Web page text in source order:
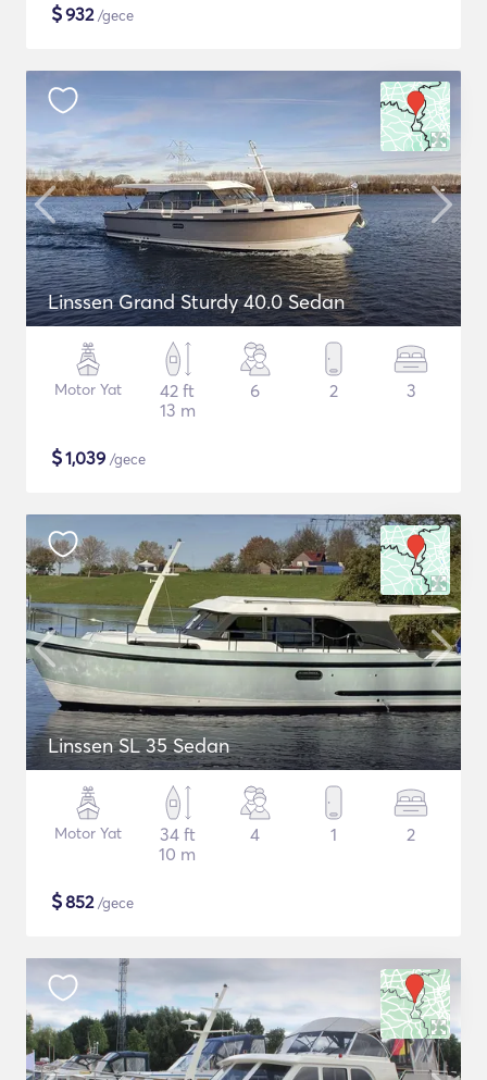
$932/gece
Linssen Grand Sturdy 40.0 Sedan
Motor Yat
42 ft
13 m
6 2 3
$1,039 /gece
Linssen SL 35 Sedan
Motor Yat
34 ft
10 m
4 1 2
$852/gece